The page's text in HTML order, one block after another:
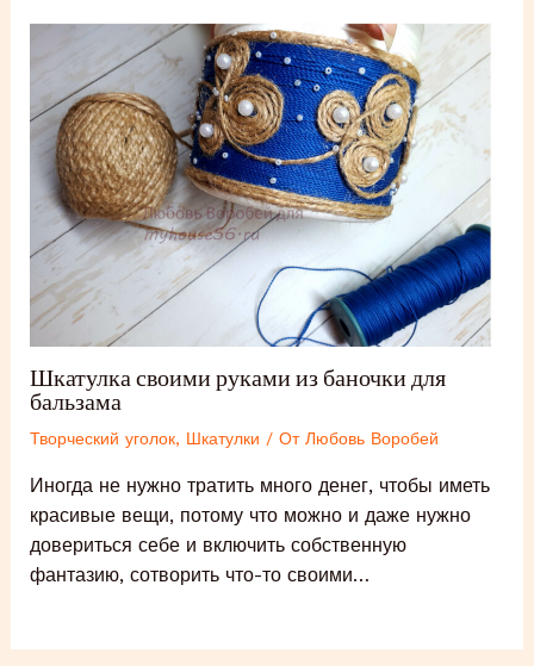
Шкатулка своими руками из баночки для
бальзама
Творческий уголок, Шкатулки / От Любовь Воробей
Иногда не нужно тратить много денег, чтобы иметь
красивые вещи, потому что можно и даже нужно
довериться себе и включить собственную
фантазию, сотворить что-то своими…